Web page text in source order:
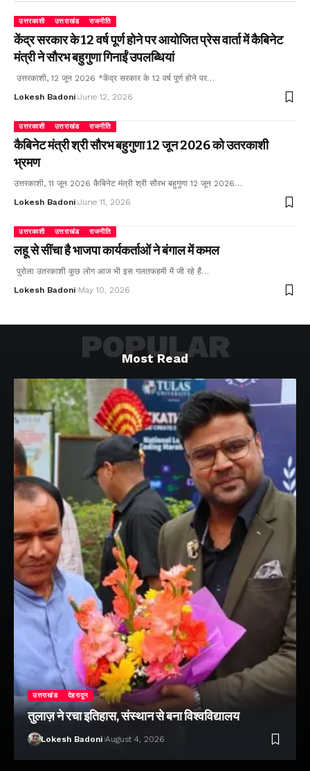
उत्तरकाशी उत्तराखंड राजनीति
केंद्र सरकार के 12 वर्ष पूर्ण होने पर आयोजित प्रेस वार्ता में कैबिनेट
मंत्री ने सौरभ बहुगुणा गिनाईं उपलब्धियां
उत्तरकाशी, 12 जून 2026 *केंद्र सरकार के 12 वर्ष पूर्ण होने पर…
Lokesh Badoni June 12, 2026
उत्तरकाशी उत्तराखंड राजनीति
कैबिनेट मंत्री श्री सौरभ बहुगुणा 12 जून 2026 को उतरकाशी
भ्रमण
उत्तरकाशी, 11 जून 2026 कैबिनेट मंत्री श्री सौरभ बहुगुणा 12 जून 2026…
Lokesh Badoni June 11, 2026
उत्तरकाशी उत्तराखंड राजनीति
लहू से सींचा है भाजपा कार्यकर्ताओं ने बंगाल में कमल
पुरोला उतरकाशी कुछ लोग आज भी इस गलतफहमी में जी रहे हैं…
Lokesh Badoni May 10, 2026
Most Read
POPULAR
उत्तराखंड देहरादून
तुलाज़ ने रचा इतिहास, संस्थान से बना विश्वविद्यालय
Lokesh Badoni August 4, 2026